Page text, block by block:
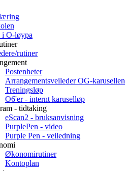
i O-løypa
rutiner
Postenheter
Arrangementsveileder OG-karusellen
Treningsløp
O6'er - internt karuselløp
- tidtaking
eScan2 - bruksanvisning
PurplePen - video
Purple Pen - veiledning
Økonomirutiner
Kontoplan